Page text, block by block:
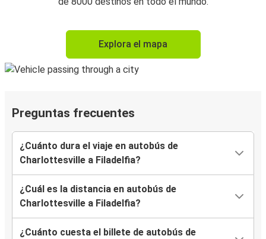
Explora el mapa
Preguntas frecuentes
¿Cuánto dura el viaje en autobús de
Charlottesville a Filadelfia?
¿Cuál es la distancia en autobús de
Charlottesville a Filadelfia?
¿Cuánto cuesta el billete de autobús de